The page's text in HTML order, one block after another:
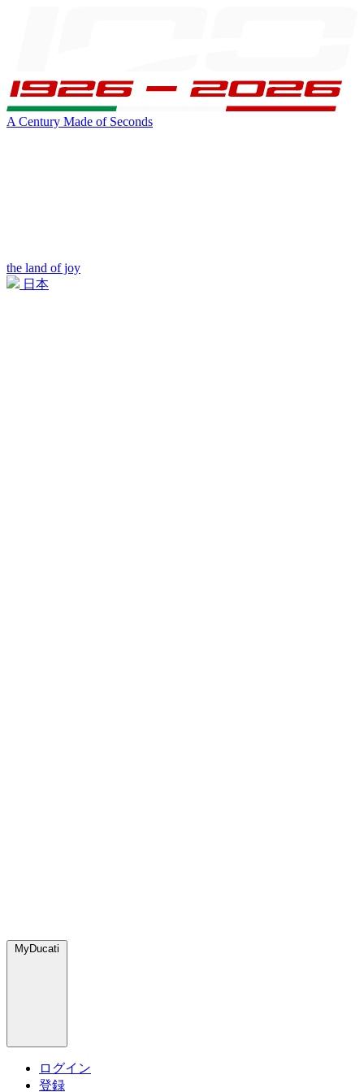
A Century Made of Seconds
the land of joy
日本
MyDucati
ログイン
登録